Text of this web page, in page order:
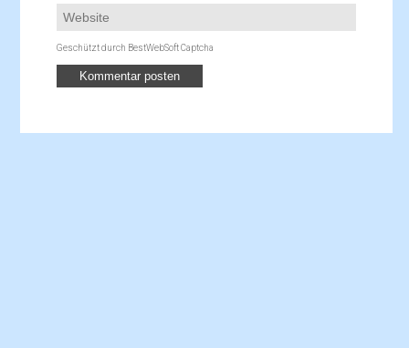
Geschützt durch BestWebSoft Captcha